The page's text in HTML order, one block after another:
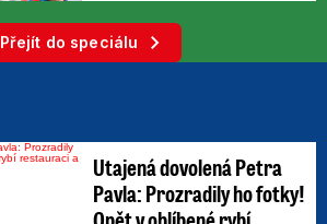
Přejít do speciálu
Utajená dovolená Petra
Pavla: Prozradily ho fotky!